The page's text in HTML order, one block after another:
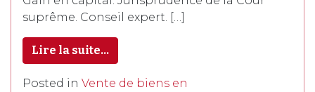
suprême. Conseil expert. […]
Lire la suite…
Posted in Vente de biens en